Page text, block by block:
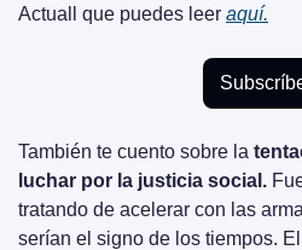
Actuall que puedes leer aquí.
También te cuento sobre la
luchar por la justicia social.
tratando de acelerar con las
serían el signo de los tiempos.